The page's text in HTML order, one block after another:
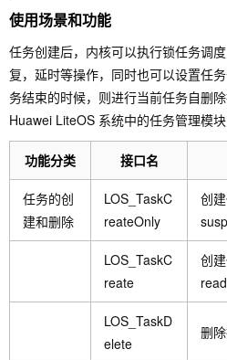
使用场景和功能
任务创建后，内核可以执行锁任务调
复，延时等操作，同时也可以设置任
务结束的时候，则进行当前任务自删除
Huawei LiteOS 系统中的任务管理模
功能分类 接口名
任务的创
建和删除
LOS_TaskC
reateOnly
创
LOS_TaskC
reate
创
LOS_TaskD
elete
删